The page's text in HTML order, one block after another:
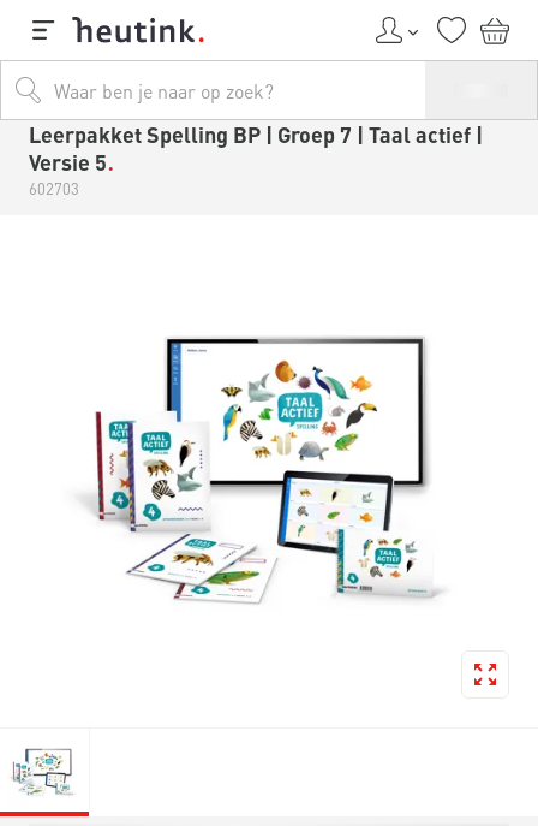
Leerpakket Spelling BP | Groep 7 | Taal actief |
Versie 5
602703